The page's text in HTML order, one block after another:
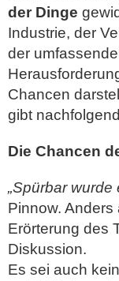
der Dinge
Industrie, der
der
Chancen
gibt
Die Chancen
„Spürbar
Pinnow.
Erörterung des
Diskussion.
Es sei auch